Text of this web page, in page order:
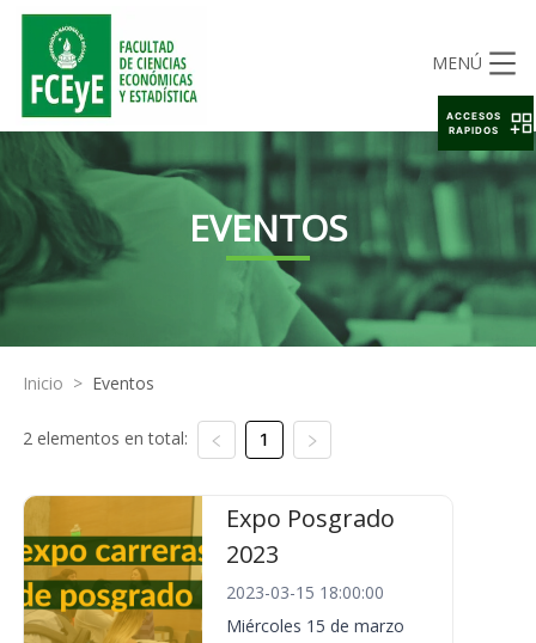
MENÚ
EVENTOS
Inicio > Eventos
2 elementos en total: 1
Expo Posgrado
2023
2023-03-15 18:00:00
Miércoles 15 de marzo
ACCESOS
RAPIDOS